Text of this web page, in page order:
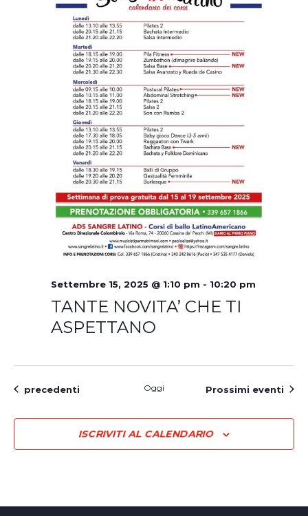
TANTE NOVITA’ CHE TI
ASPETTANO
Settembre 15, 2025 @ 1:10 pm - 10:20 pm
Eventi
precedenti Oggi Prossimi eventi
ISCRIVITI AL CALENDARIO